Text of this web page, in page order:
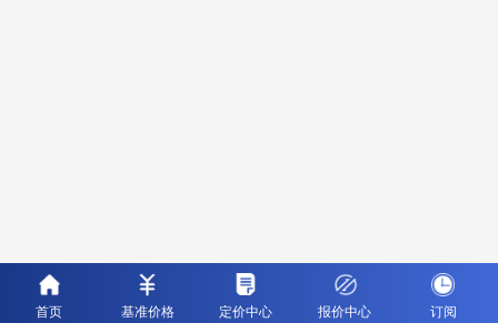
首页 基准价格 定价中心 报价中心 订阅